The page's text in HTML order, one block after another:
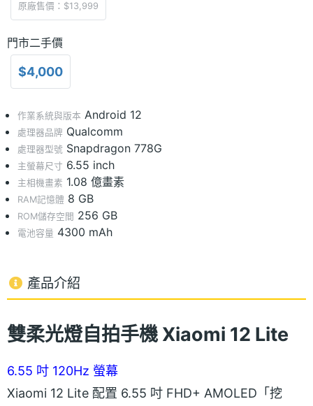
原廠售價：$13,999
門市二手價
$4,000
作業系統與版本 Android 12
處理器品牌 Qualcomm
處理器型號 Snapdragon 778G
主螢幕尺寸 6.55 inch
主相機畫素 1.08 億畫素
RAM記憶體 8 GB
ROM儲存空間 256 GB
電池容量 4300 mAh
產品介紹
雙柔光燈自拍手機 Xiaomi 12 Lite
6.55 吋 120Hz 螢幕
Xiaomi 12 Lite 配置 6.55 吋 FHD+ AMOLED「挖